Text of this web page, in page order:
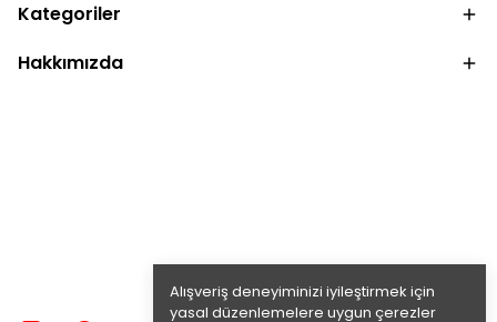
Alışveriş deneyiminizi iyileştirmek için
yasal düzenlemelere uygun çerezler
Kategoriler
Hakkımızda